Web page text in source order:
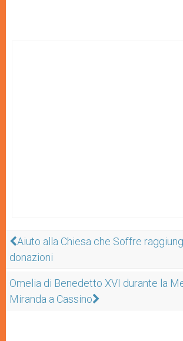
Aiuto alla Chiesa che Soffre
donazioni
Omelia di Benedetto XVI durante la
Miranda a Cassino